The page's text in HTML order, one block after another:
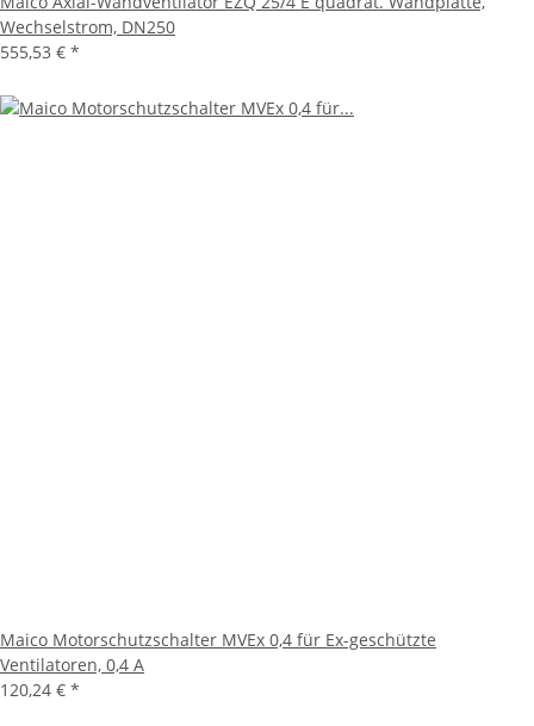
Wechselstrom, DN250
555,53 € *
Maico Motorschutzschalter MVEx 0,4 für Ex-geschützte
Ventilatoren, 0,4 A
120,24 € *